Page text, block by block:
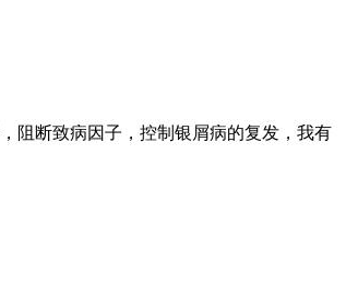
阻断致病因子，控制银屑病的复发，我有